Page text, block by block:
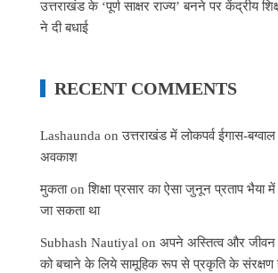
उत्तराखंड के ‘पूर्ण साक्षर राज्य’ बनने पर केंद्रीय
ने दी बधाई
RECENT COMMENTS
Lashaunda onउत्तराखंड में लोकपर्व ईगास-बग्वाल
अवकाश
मुकताonशिक्षा प्रसार का ऐसा जुनून प्रताप भैया
जा सकता था
Subhash Nautiyal onअपने अस्तित्व और जीवन
को बचाने के लिये सामूहिक रूप से प्रकृति के संरक्षण